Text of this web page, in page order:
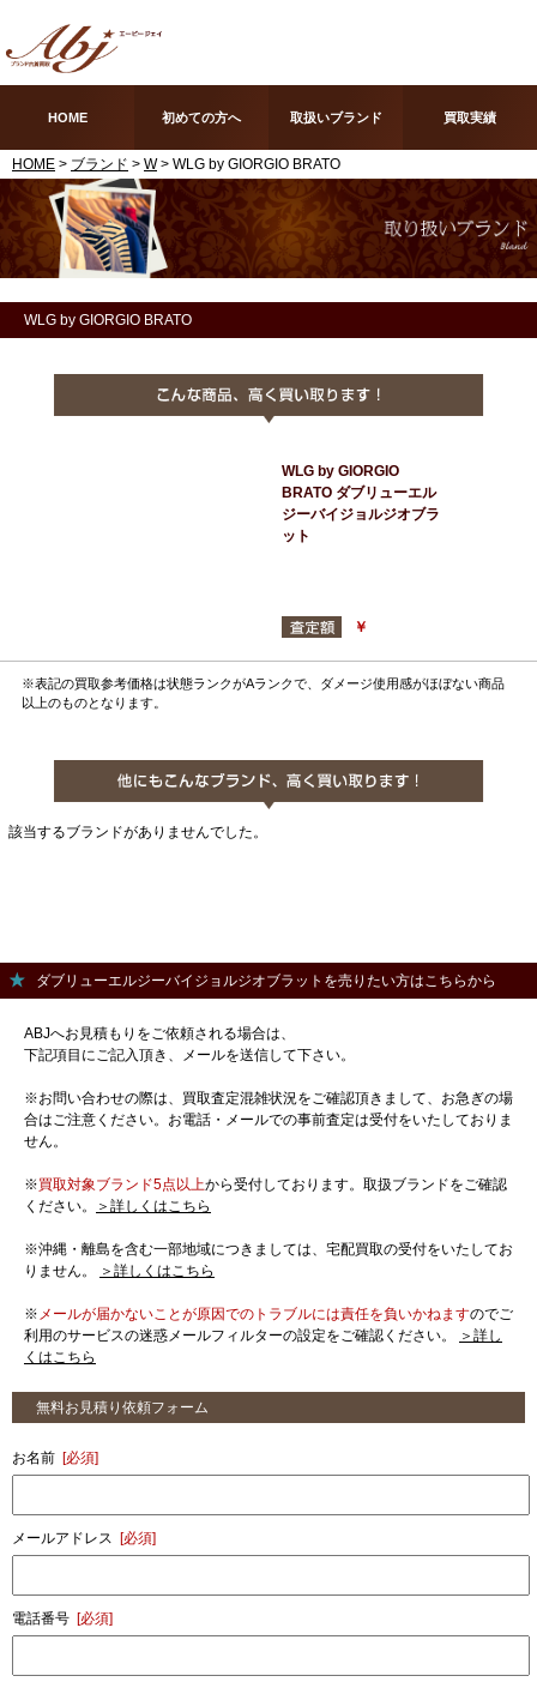
HOME 初めての方へ 取扱いブランド 買取実績
HOME > ブランド > W> WLG by GIORGIO BRATO
WLG by GIORGIO BRATO
WLG by GIORGIO
BRATO ダブリューエル
ジーバイジョルジオブラ
ット
￥
※表記の買取参考価格は状態ランクがAランクで、ダメージ使用感がほぼない商品
以上のものとなります。
該当するブランドがありませんでした。
ダブリューエルジーバイジョルジオブラットを売りたい方はこちらから
ABJへお見積もりをご依頼される場合は、
下記項目にご記入頂き、メールを送信して下さい。
※お問い合わせの際は、買取査定混雑状況をご確認頂きまして、お急ぎの場
合はご注意ください。お電話・メールでの事前査定は受付をいたしておりま
せん。
※買取対象ブランド5点以上から受付しております。取扱ブランドをご確認
ください。
＞詳しくはこちら
※沖縄・離島を含む一部地域につきましては、宅配買取の受付をいたしてお
りません。
＞詳しくはこちら
※ メールが届かないことが原因でのトラブルには責任を負いかねますのでご
利用のサービスの迷惑メールフィルターの設定をご確認ください。
＞詳し
くはこちら
無料お見積り依頼フォーム
お名前 [必須]
メールアドレス [必須]
電話番号 [必須]